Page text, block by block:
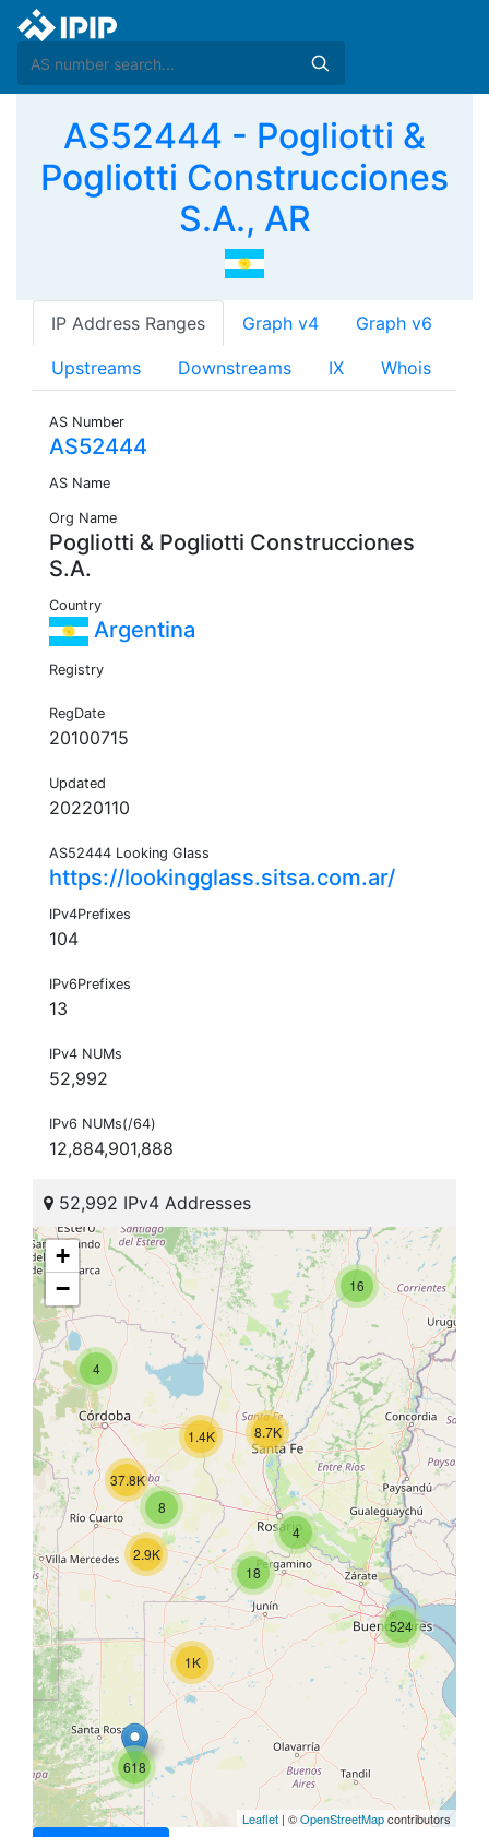
AS52444 - Pogliotti &
Pogliotti Construcciones
S.A., AR
IP Address Ranges Graph v4 Graph v6
Upstreams Downstreams IX Whois
AS Number
AS52444
AS Name
Org Name
Pogliotti & Pogliotti Construcciones
S.A.
Country
Argentina
Registry
RegDate
20100715
Updated
20220110
AS52444 Looking Glass
https://lookingglass.sitsa.com.ar/
IPv4Prefixes
104
IPv6Prefixes
13
IPv4 NUMs
52,992
IPv6 NUMs(/64)
12,884,901,888
52,992 IPv4 Addresses
16
4
524
8
4
8.7K
1.4K
37.8K
618
1K
18
2.9K
+
−
Leaflet | ©OpenStreetMapcontributors